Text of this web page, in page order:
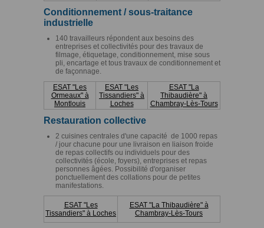
Conditionnement / sous-traitance
industrielle
140 travailleurs répondent aux besoins des
entreprises et collectivités pour des travaux de
filmage, étiquetage, conditionnement, mise sous
pli, encartage et tous travaux de conditionnement et
de façonnage.
ESAT "Les
Ormeaux" à
Montlouis
ESAT "Les
Tissandiers" à
Loches
ESAT "La
Thibaudière" à
Chambray-Lès-Tours
Restauration collective
2 cuisines centrales d'une capacité de 1000 repas
/ jour chacune pour une livraison en liaison froide
de repas collectifs ou individuels pour des
collectivités (école, foyers), entreprises et repas
personnes âgées. Possibilité d'organiser
ponctuellement des collations pour de petites
manifestations.
ESAT "Les
Tissandiers" à Loches
ESAT "La Thibaudière" à
Chambray-Lès-Tours